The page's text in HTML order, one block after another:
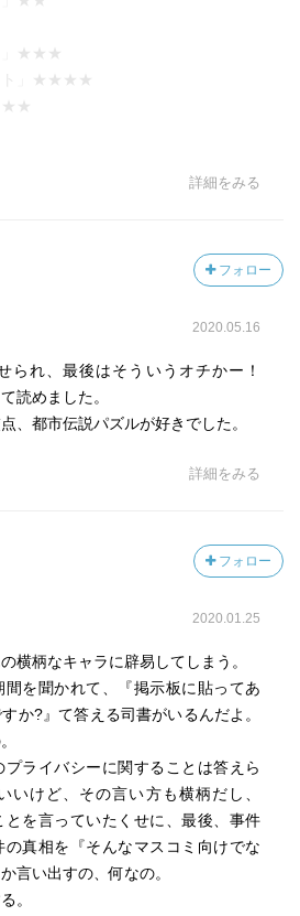
た。
ッチ、入れ替わってた？
鍵を変えてた。
。
」★★★
ト」★★★★
詳細をみる
フォロー
2020.05.16
られ、最後はそういうオチかー！
読めました。
、都市伝説パズルが好きでした。
詳細をみる
フォロー
2020.01.25
横柄なキャラに辟易してしまう。
間を聞かれて、『掲示板に貼ってあ
か?』て答える司書がいるんだよ。
ライバシーに関することは答えら
いけど、その言い方も横柄だし、
を言っていたくせに、最後、事件
真相を『そんなマスコミ向けでな
言い出すの、何なの。
。